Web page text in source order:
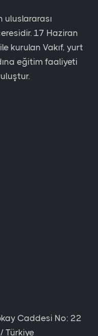
uluslararası
17 Haziran
kurulan Vakıf, yurt
eğitim faaliyeti
Caddesi No: 22
Türkiye